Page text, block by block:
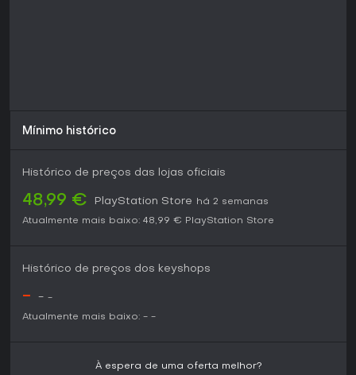
Mínimo histórico
Histórico de preços das lojas oficiais
48,99 € PlayStation Store
há 2 semanas
Atualmente mais baixo: 48,99 € PlayStation Store
Histórico de preços dos keyshops
- - -
Atualmente mais baixo: - -
À espera de uma oferta melhor?